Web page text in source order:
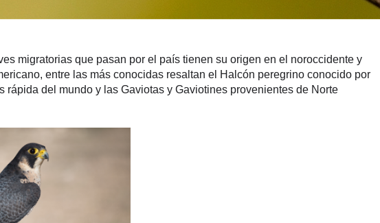
migratorias que pasan por el país tienen su origen en el noroccidente y
entre las más conocidas resaltan el Halcón peregrino conocido por
rápida del mundo y las Gaviotas y Gaviotines provenientes de Norte